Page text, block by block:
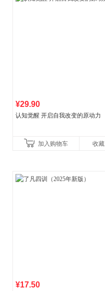
¥29.90
认知觉醒 开启自我改变的原动力
加入购物车 收藏
¥17.50